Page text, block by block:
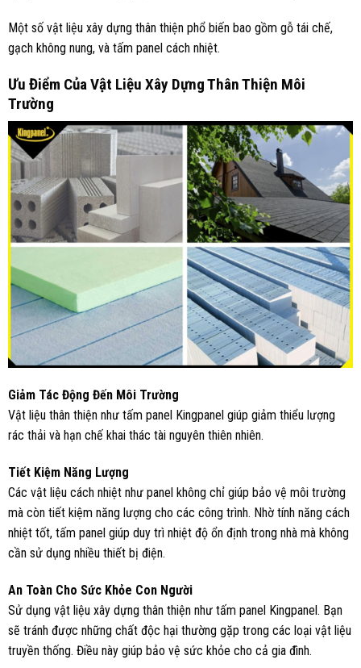
Một số vật liệu xây dựng thân thiện phổ biến bao gồm gỗ tái chế,
gạch không nung, và tấm panel cách nhiệt.
Ưu Điểm Của Vật Liệu Xây Dựng Thân Thiện Môi
Trường
Giảm Tác Động Đến Môi Trường
Vật liệu thân thiện như tấm panel Kingpanel giúp giảm thiểu lượng
rác thải và hạn chế khai thác tài nguyên thiên nhiên.
Tiết Kiệm Năng Lượng
Các vật liệu cách nhiệt như panel không chỉ giúp bảo vệ môi trường
mà còn tiết kiệm năng lượng cho các công trình. Nhờ tính năng cách
nhiệt tốt, tấm panel giúp duy trì nhiệt độ ổn định trong nhà mà không
cần sử dụng nhiều thiết bị điện.
An Toàn Cho Sức Khỏe Con Người
Sử dụng vật liệu xây dựng thân thiện như tấm panel Kingpanel. Bạn
sẽ tránh được những chất độc hại thường gặp trong các loại vật liệu
truyền thống. Điều này giúp bảo vệ sức khỏe cho cả gia đình.